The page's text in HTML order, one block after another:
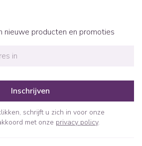
nieuwe producten en promoties
Inschrijven
schrijft u zich in voor onze
met onze privacy policy.